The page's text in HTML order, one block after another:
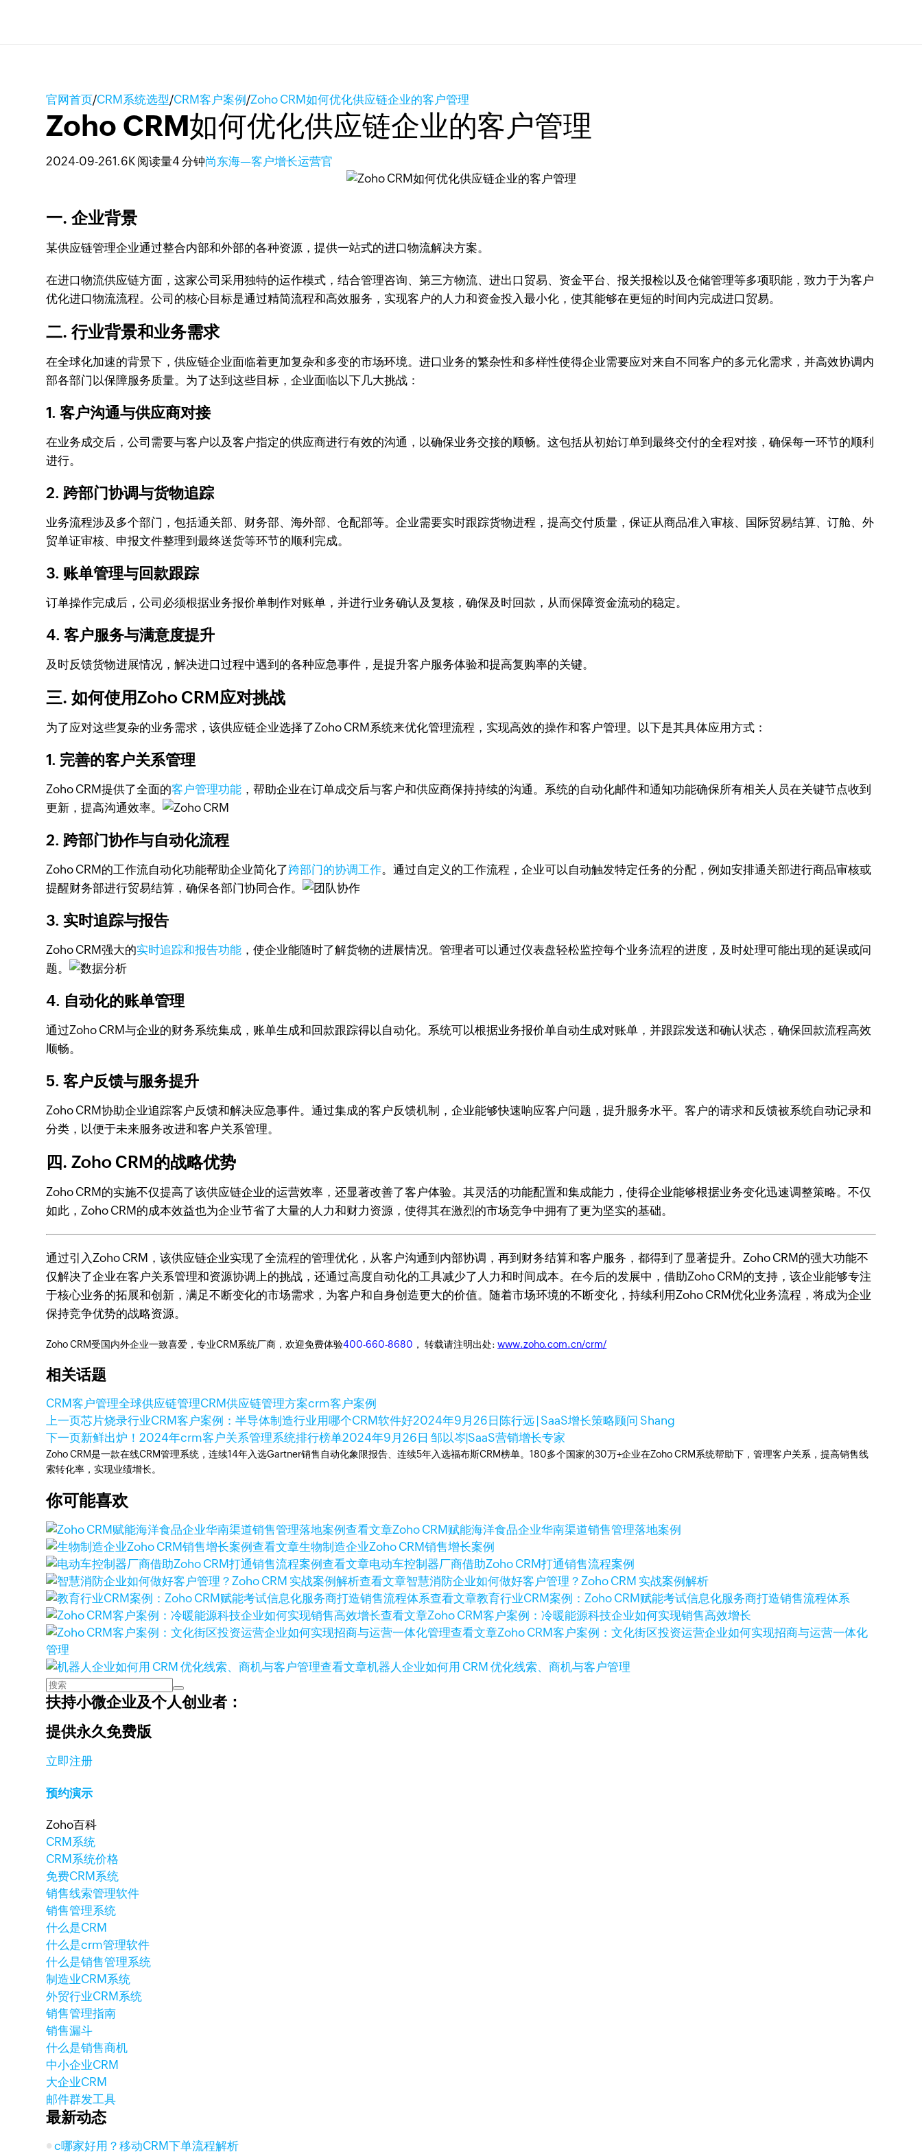
官网首页/CRM系统选型/CRM客户案例/Zoho CRM如何优化供应链企业的客户管理
Zoho CRM如何优化供应链企业的客户管理
2024-09-261.6K 阅读量4 分钟尚东海—客户增长运营官
一. 企业背景
某供应链管理企业通过整合内部和外部的各种资源，提供一站式的进口物流解决方案。
在进口物流供应链方面，这家公司采用独特的运作模式，结合管理咨询、第三方物流、进出口贸易、资金平台、报关报检以及仓储管理等多项职能，致力于为客户
优化进口物流流程。公司的核心目标是通过精简流程和高效服务，实现客户的人力和资金投入最小化，使其能够在更短的时间内完成进口贸易。
二. 行业背景和业务需求
在全球化加速的背景下，供应链企业面临着更加复杂和多变的市场环境。进口业务的繁杂性和多样性使得企业需要应对来自不同客户的多元化需求，并高效协调内
部各部门以保障服务质量。为了达到这些目标，企业面临以下几大挑战：
1. 客户沟通与供应商对接
在业务成交后，公司需要与客户以及客户指定的供应商进行有效的沟通，以确保业务交接的顺畅。这包括从初始订单到最终交付的全程对接，确保每一环节的顺利
进行。
2. 跨部门协调与货物追踪
业务流程涉及多个部门，包括通关部、财务部、海外部、仓配部等。企业需要实时跟踪货物进程，提高交付质量，保证从商品准入审核、国际贸易结算、订舱、外
贸单证审核、申报文件整理到最终送货等环节的顺利完成。
3. 账单管理与回款跟踪
订单操作完成后，公司必须根据业务报价单制作对账单，并进行业务确认及复核，确保及时回款，从而保障资金流动的稳定。
4. 客户服务与满意度提升
及时反馈货物进展情况，解决进口过程中遇到的各种应急事件，是提升客户服务体验和提高复购率的关键。
三. 如何使用Zoho CRM应对挑战
为了应对这些复杂的业务需求，该供应链企业选择了Zoho CRM系统来优化管理流程，实现高效的操作和客户管理。以下是其具体应用方式：
1. 完善的客户关系管理
Zoho CRM提供了全面的客户管理功能 ，帮助企业在订单成交后与客户和供应商保持持续的沟通。系统的自动化邮件和通知功能确保所有相关人员在关键节点收到
更新，提高沟通效率。
2. 跨部门协作与自动化流程
Zoho CRM的工作流自动化功能帮助企业简化了跨部门的协调工作。通过自定义的工作流程，企业可以自动触发特定任务的分配，例如安排通关部进行商品审核或
提醒财务部进行贸易结算，确保各部门协同合作。
3. 实时追踪与报告
Zoho CRM强大的实时追踪和报告功能 ，使企业能随时了解货物的进展情况。管理者可以通过仪表盘轻松监控每个业务流程的进度，及时处理可能出现的延误或问
题。
4. 自动化的账单管理
通过Zoho CRM与企业的财务系统集成，账单生成和回款跟踪得以自动化。系统可以根据业务报价单自动生成对账单，并跟踪发送和确认状态，确保回款流程高效
顺畅。
5. 客户反馈与服务提升
Zoho CRM协助企业追踪客户反馈和解决应急事件。通过集成的客户反馈机制，企业能够快速响应客户问题，提升服务水平。客户的请求和反馈被系统自动记录和
分类，以便于未来服务改进和客户关系管理。
四. Zoho CRM的战略优势
Zoho CRM的实施不仅提高了该供应链企业的运营效率，还显著改善了客户体验。其灵活的功能配置和集成能力，使得企业能够根据业务变化迅速调整策略。不仅
如此，Zoho CRM的成本效益也为企业节省了大量的人力和财力资源，使得其在激烈的市场竞争中拥有了更为坚实的基础。
通过引入Zoho CRM，该供应链企业实现了全流程的管理优化，从客户沟通到内部协调，再到财务结算和客户服务，都得到了显著提升。Zoho CRM的强大功能不
仅解决了企业在客户关系管理和资源协调上的挑战，还通过高度自动化的工具减少了人力和时间成本。在今后的发展中，借助Zoho CRM的支持，该企业能够专注
于核心业务的拓展和创新，满足不断变化的市场需求，为客户和自身创造更大的价值。随着市场环境的不断变化，持续利用Zoho CRM优化业务流程，将成为企业
保持竞争优势的战略资源。
Zoho CRM受国内外企业一致喜爱，专业CRM系统厂商，欢迎免费体验400-660-8680 ， 转载请注明出处:www.zoho.com.cn/crm/
相关话题
CRM客户管理全球供应链管理CRM供应链管理方案crm客户案例
上一页芯片烧录行业CRM客户案例：半导体制造行业用哪个CRM软件好2024年9月26日 陈行远 | SaaS增长策略顾问 Shang
下一页新鲜出炉！2024年crm客户关系管理系统排行榜单2024年9月26日 邹以岑|SaaS营销增长专家
Zoho CRM是一款在线CRM管理系统，连续14年入选Gartner销售自动化象限报告、连续5年入选福布斯CRM榜单。180多个国家的30万+企业在Zoho CRM系统帮助下，管理客户关系，提高销售线
索转化率，实现业绩增长。
你可能喜欢
查看文章Zoho CRM赋能海洋食品企业华南渠道销售管理落地案例
查看文章生物制造企业Zoho CRM销售增长案例
查看文章电动车控制器厂商借助Zoho CRM打通销售流程案例
查看文章智慧消防企业如何做好客户管理？Zoho CRM 实战案例解析
查看文章教育行业CRM案例：Zoho CRM赋能考试信息化服务商打造销售流程体系
查看文章Zoho CRM客户案例：冷暖能源科技企业如何实现销售高效增长
查看文章Zoho CRM客户案例：文化街区投资运营企业如何实现招商与运营一体化
管理
查看文章机器人企业如何用 CRM 优化线索、商机与客户管理
扶持小微企业及个人创业者：
提供永久免费版
立即注册
预约演示
Zoho百科
CRM系统
CRM系统价格
免费CRM系统
销售线索管理软件
销售管理系统
什么是CRM
什么是crm管理软件
什么是销售管理系统
制造业CRM系统
外贸行业CRM系统
销售管理指南
销售漏斗
什么是销售商机
中小企业CRM
大企业CRM
邮件群发工具
最新动态
c哪家好用？移动CRM下单流程解析